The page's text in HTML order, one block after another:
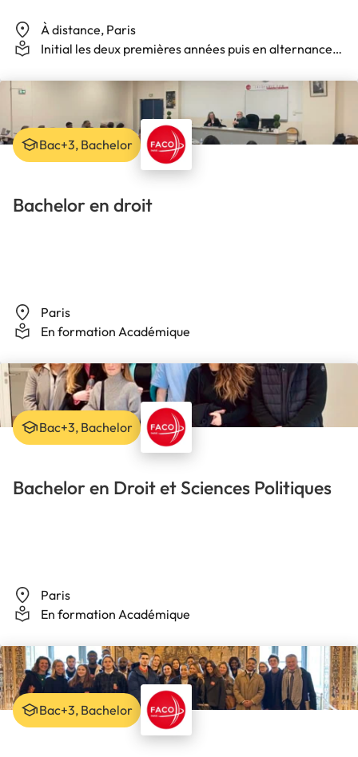
À distance, Paris
Initial les deux premières années puis en alternance
Bachelor en droit
Paris
En formation Académique
Bac+3, Bachelor
Bachelor en Droit et Sciences Politiques
Paris
En formation Académique
Bac+3, Bachelor
Bac+3, Bachelor